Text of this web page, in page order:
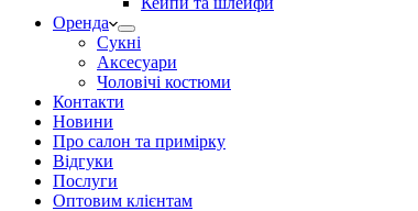
Оренда
Сукні
Аксесуари
Чоловічі костюми
Контакти
Новини
Про салон та примірку
Відгуки
Послуги
Оптовим клієнтам